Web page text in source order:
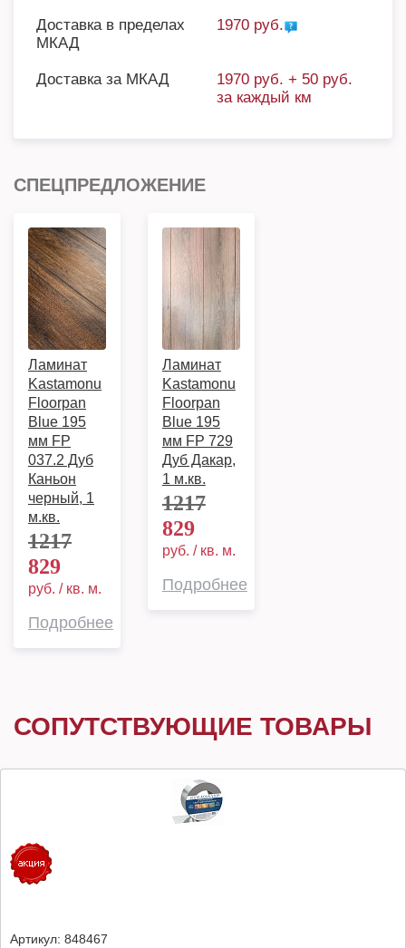
Доставка в пределах
МКАД
1970 руб.
Доставка за МКАД
1970 руб. + 50 руб.
за каждый км
СПЕЦПРЕДЛОЖЕНИЕ
Ламинат
Kastamonu
Floorpan
Blue 195
мм FP
037.2 Дуб
Каньон
черный, 1
м.кв.
1217
829
руб. / кв. м.
Подробнее
Ламинат
Kastamonu
Floorpan
Blue 195
мм FP 729
Дуб Дакар,
1 м.кв.
1217
829
руб. / кв. м.
Подробнее
СОПУТСТВУЮЩИЕ ТОВАРЫ
Артикул: 848467